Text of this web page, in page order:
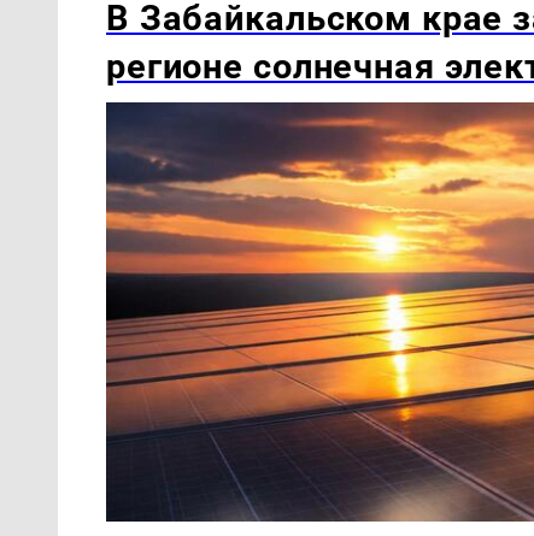
В Забайкальском крае
регионе солнечная